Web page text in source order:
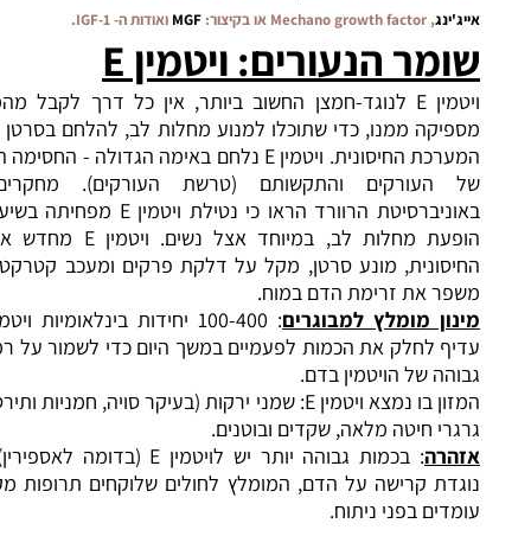
MGFואודות ה- IGF-1.
הנעורים:ויטמיןE
ויטמין E לנוגד-חמצן החשוב ביותר, אין כל דרך לקבל מהמזון כמות
ממנו, כדי שתוכלו למנוע מחלות לב, להלחם בסרטן ולחזק את
המערכת החיסונית. ויטמין E נלחם באימה הגדולה - החסימה ההדרגתית
והתקשותם (טרשת העורקים). מחקרים שנעשו
באוניברסיטת הרוורד הראו כי נטילת ויטמין E מפחיתה בשיעור דרמטי
הופעת מחלות לב, במיוחד אצל נשים. ויטמין E מחדש את היכולת
מונע סרטן, מקל על דלקת פרקים ומעכב קטרקט (ירוד) וכן
את זרימת הדם במוח.
מומלץ למבוגרים
: 100-400 יחידות בינלאומיות ויטמין E ליום.
לחלק את הכמות לפעמיים במשך היום כדי לשמור על רמה עקבית
של הויטמין בדם.
המזון בו נמצא ויטמין E: שמני ירקות (בעיקר סויה, חמניות ותירס), אגוזים,
חיטה מלאה, שקדים ובוטנים.
: בכמות גבוהה יותר יש לויטמין E (בדומה לאספירין), השפעה
קרישה על הדם, המומלץ לחולים שלוקחים תרופות מקרישות או
בפני ניתוח.